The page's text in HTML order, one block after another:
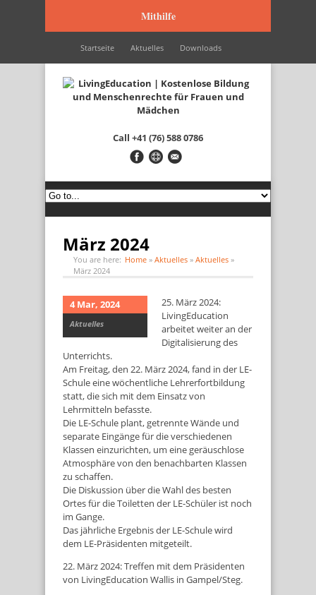
Mithilfe
Startseite Aktuelles Downloads
Wir werden unterstützt durch… Kontakt Italiano
Français English
Call +41 (76) 588 0786
März 2024
You are here: Home » Aktuelles » Aktuelles »
März 2024
4 Mar, 2024
Aktuelles
25. März 2024:
LivingEducation
arbeitet weiter an der
Digitalisierung des
Unterrichts.
Am Freitag, den 22. März 2024, fand in der LE-
Schule eine wöchentliche Lehrerfortbildung
statt, die sich mit dem Einsatz von
Lehrmitteln befasste.
Die LE-Schule plant, getrennte Wände und
separate Eingänge für die verschiedenen
Klassen einzurichten, um eine geräuschlose
Atmosphäre von den benachbarten Klassen
zu schaffen.
Die Diskussion über die Wahl des besten
Ortes für die Toiletten der LE-Schüler ist noch
im Gange.
Das jährliche Ergebnis der LE-Schule wird
dem LE-Präsidenten mitgeteilt.
22. März 2024: Treffen mit dem Präsidenten
von LivingEducation Wallis in Gampel/Steg.